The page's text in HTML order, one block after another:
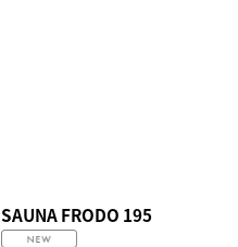
SAUNA FRODO 195